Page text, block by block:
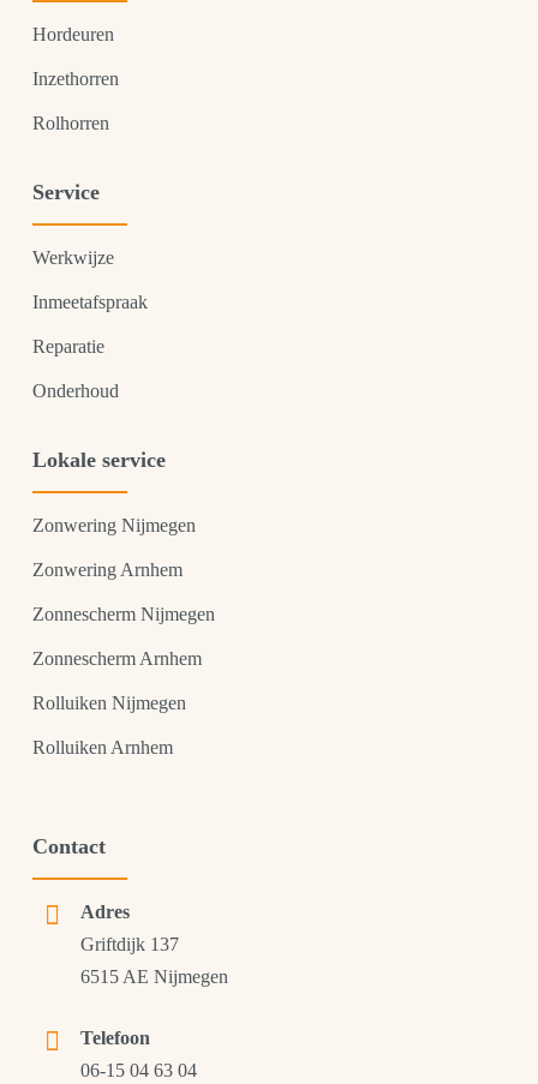
Hordeuren
Inzethorren
Rolhorren
Service
Werkwijze
Inmeetafspraak
Reparatie
Onderhoud
Lokale service
Zonwering Nijmegen
Zonwering Arnhem
Zonnescherm Nijmegen
Zonnescherm Arnhem
Rolluiken Nijmegen
Rolluiken Arnhem
Contact
Adres
Griftdijk 137
6515 AE Nijmegen
Telefoon
06-15 04 63 04